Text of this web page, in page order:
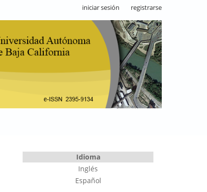
iniciar sesión registrarse
Idioma
Inglés
Español